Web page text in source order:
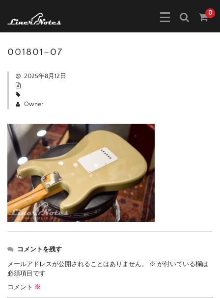
0
001801–07
2025年8月12日
Owner
コメントを残す
メールアドレスが公開されることはありません。 ※ が付いている欄は
必須項目です
コメント ※